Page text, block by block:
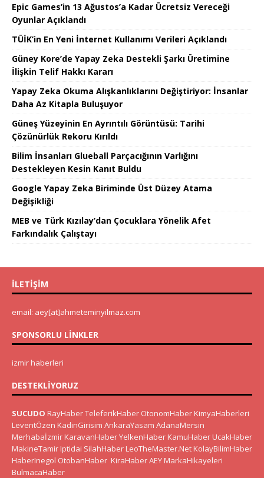
Epic Games’in 13 Ağustos’a Kadar Ücretsiz Vereceği
Oyunlar Açıklandı
TÜİK’in En Yeni İnternet Kullanımı Verileri Açıklandı
Güney Kore’de Yapay Zeka Destekli Şarkı Üretimine
İlişkin Telif Hakkı Kararı
Yapay Zeka Okuma Alışkanlıklarını Değiştiriyor: İnsanlar
Daha Az Kitapla Buluşuyor
Güneş Yüzeyinin En Ayrıntılı Görüntüsü: Tarihi
Çözünürlük Rekoru Kırıldı
Bilim İnsanları Glueball Parçacığının Varlığını
Destekleyen Kesin Kanıt Buldu
Google Yapay Zeka Biriminde Üst Düzey Atama
Değişikliği
MEB ve Türk Kızılay’dan Çocuklara Yönelik Afet
Farkındalık Çalıştayı
İLETIŞIM
email: aey[at]ahmeteminyilmaz.com
SPONSORLU LINKLER
izmir haberleri
DESTEKLIYORUZ
SUCUDO RayHaberTeleferikHaber OtonomHaber KimyaHaberleri
LeventÖzen KadinGirisim AnkaraYasam AdanaMersin
Merhabaİzmir KaravanHaberYelkenHaber KamuHaber UcakHaber
MakineTamir Iptidai SilahHaber LeoTheMaster.Net KolayBilimHaber
HaberInegol OtobanHaber KiraHaberAEY MarkaHikayeleri
BulmacaHaber